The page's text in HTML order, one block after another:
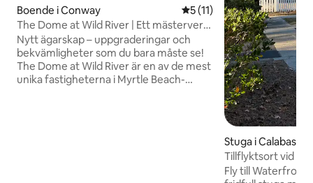
Boende i Conway 5 av 5 i genomsnittligt
5 (11)
The Dome at Wild River | Ett mästerverk
vid floden
Nytt ägarskap – uppgraderingar och
bekvämligheter som du bara måste se!
The Dome at Wild River är en av de mest
unika fastigheterna i Myrtle Beach-
Stuga i Calabash
Tillflyktsort vid
Fly till Waterfront